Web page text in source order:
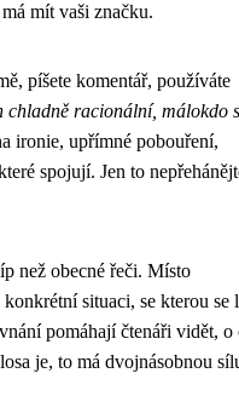
mít vaši značku.
píšete komentář, používáte
chladně racionální, málokdo
ironie, upřímné pobouření,
spojují. Jen to
než obecné řeči. Místo
situaci, se kterou se
pomáhají čtenáři vidět, o
je, to má dvojnásobnou